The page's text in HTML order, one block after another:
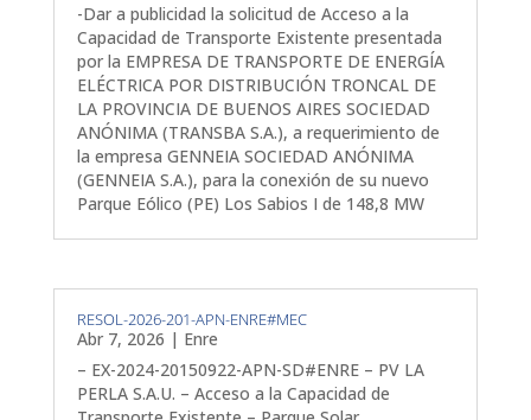
-Dar a publicidad la solicitud de Acceso a la
Capacidad de Transporte Existente presentada
por la EMPRESA DE TRANSPORTE DE ENERGÍA
ELÉCTRICA POR DISTRIBUCIÓN TRONCAL DE
LA PROVINCIA DE BUENOS AIRES SOCIEDAD
ANÓNIMA (TRANSBA S.A.), a requerimiento de
la empresa GENNEIA SOCIEDAD ANÓNIMA
(GENNEIA S.A.), para la conexión de su nuevo
Parque Eólico (PE) Los Sabios I de 148,8 MW
RESOL-2026-201-APN-ENRE#MEC
Abr 7, 2026 | Enre
– EX-2024-20150922-APN-SD#ENRE – PV LA
PERLA S.A.U. – Acceso a la Capacidad de